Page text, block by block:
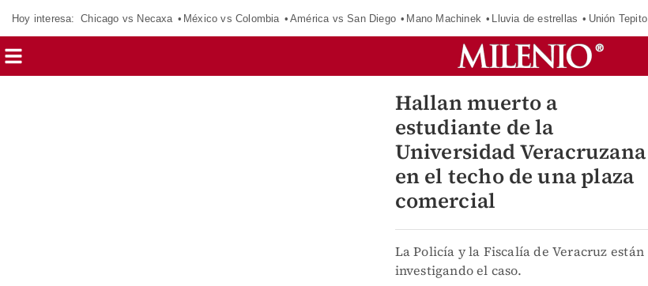
Hoy interesa: Chicago vs Necaxa México vs Colombia América vs San Diego Mano Machinek Lluvia de estrellas Unión Tepito
Hallan muerto a
estudiante de la
Universidad Veracruzana
en el techo de una plaza
comercial
La Policía y la Fiscalía de Veracruz están
investigando el caso.